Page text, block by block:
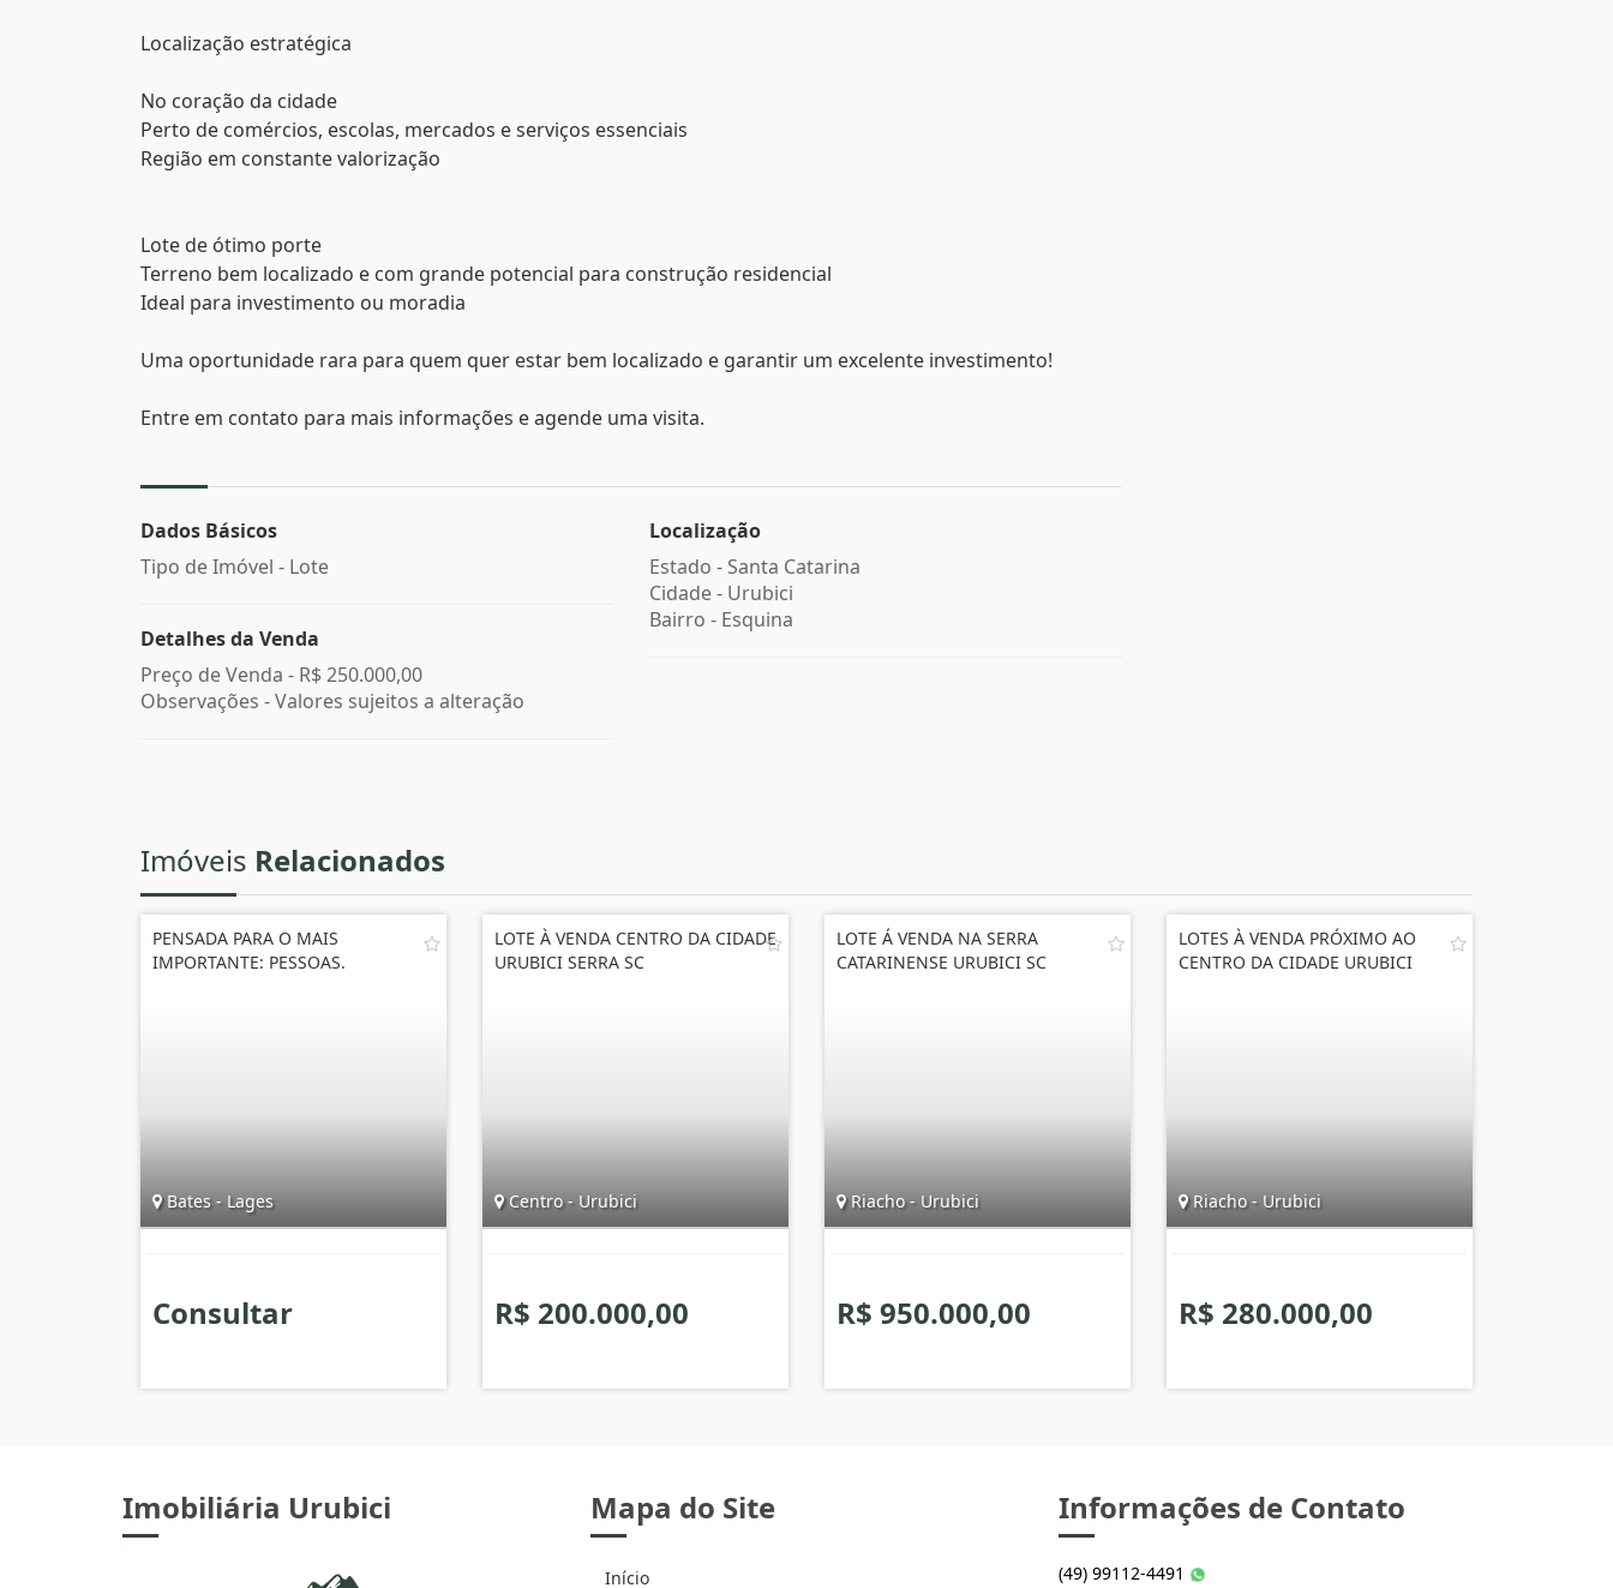
Localização estratégica
No coração da cidade
Perto de comércios, escolas, mercados e serviços essenciais
Região em constante valorização
Lote de ótimo porte
Terreno bem localizado e com grande potencial para construção residencial
Ideal para investimento ou moradia
Uma oportunidade rara para quem quer estar bem localizado e garantir um excelente investimento!
Entre em contato para mais informações e agende uma visita.
Dados Básicos
Tipo de Imóvel - Lote
Detalhes da Venda
Preço de Venda - R$ 250.000,00
Observações - Valores sujeitos a alteração
Localização
Estado - Santa Catarina
Cidade - Urubici
Bairro - Esquina
Imóveis Relacionados
PENSADA PARA O MAIS
IMPORTANTE: PESSOAS.
Bates - Lages
Consultar
LOTE À VENDA CENTRO DA CIDADE
URUBICI SERRA SC
Centro - Urubici
R$ 200.000,00
LOTE Á VENDA NA SERRA
CATARINENSE URUBICI SC
Riacho - Urubici
R$ 950.000,00
LOTES À VENDA PRÓXIMO AO
CENTRO DA CIDADE URUBICI
Riacho - Urubici
R$ 280.000,00
Imobiliária Urubici Mapa do Site
Início
Informações de Contato
(49) 99112-4491